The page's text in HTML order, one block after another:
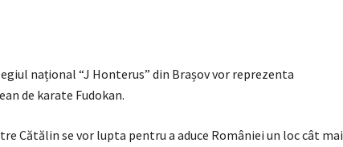
național “J Honterus” din Brașov vor reprezenta
de karate Fudokan.
Cătălin se vor lupta pentru a aduce României un loc cât mai